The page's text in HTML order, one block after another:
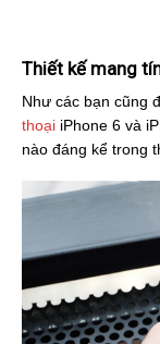
Thiết kế mang
Như các bạn cũng
thoạiiPhone 6 và
nào đáng kể trong